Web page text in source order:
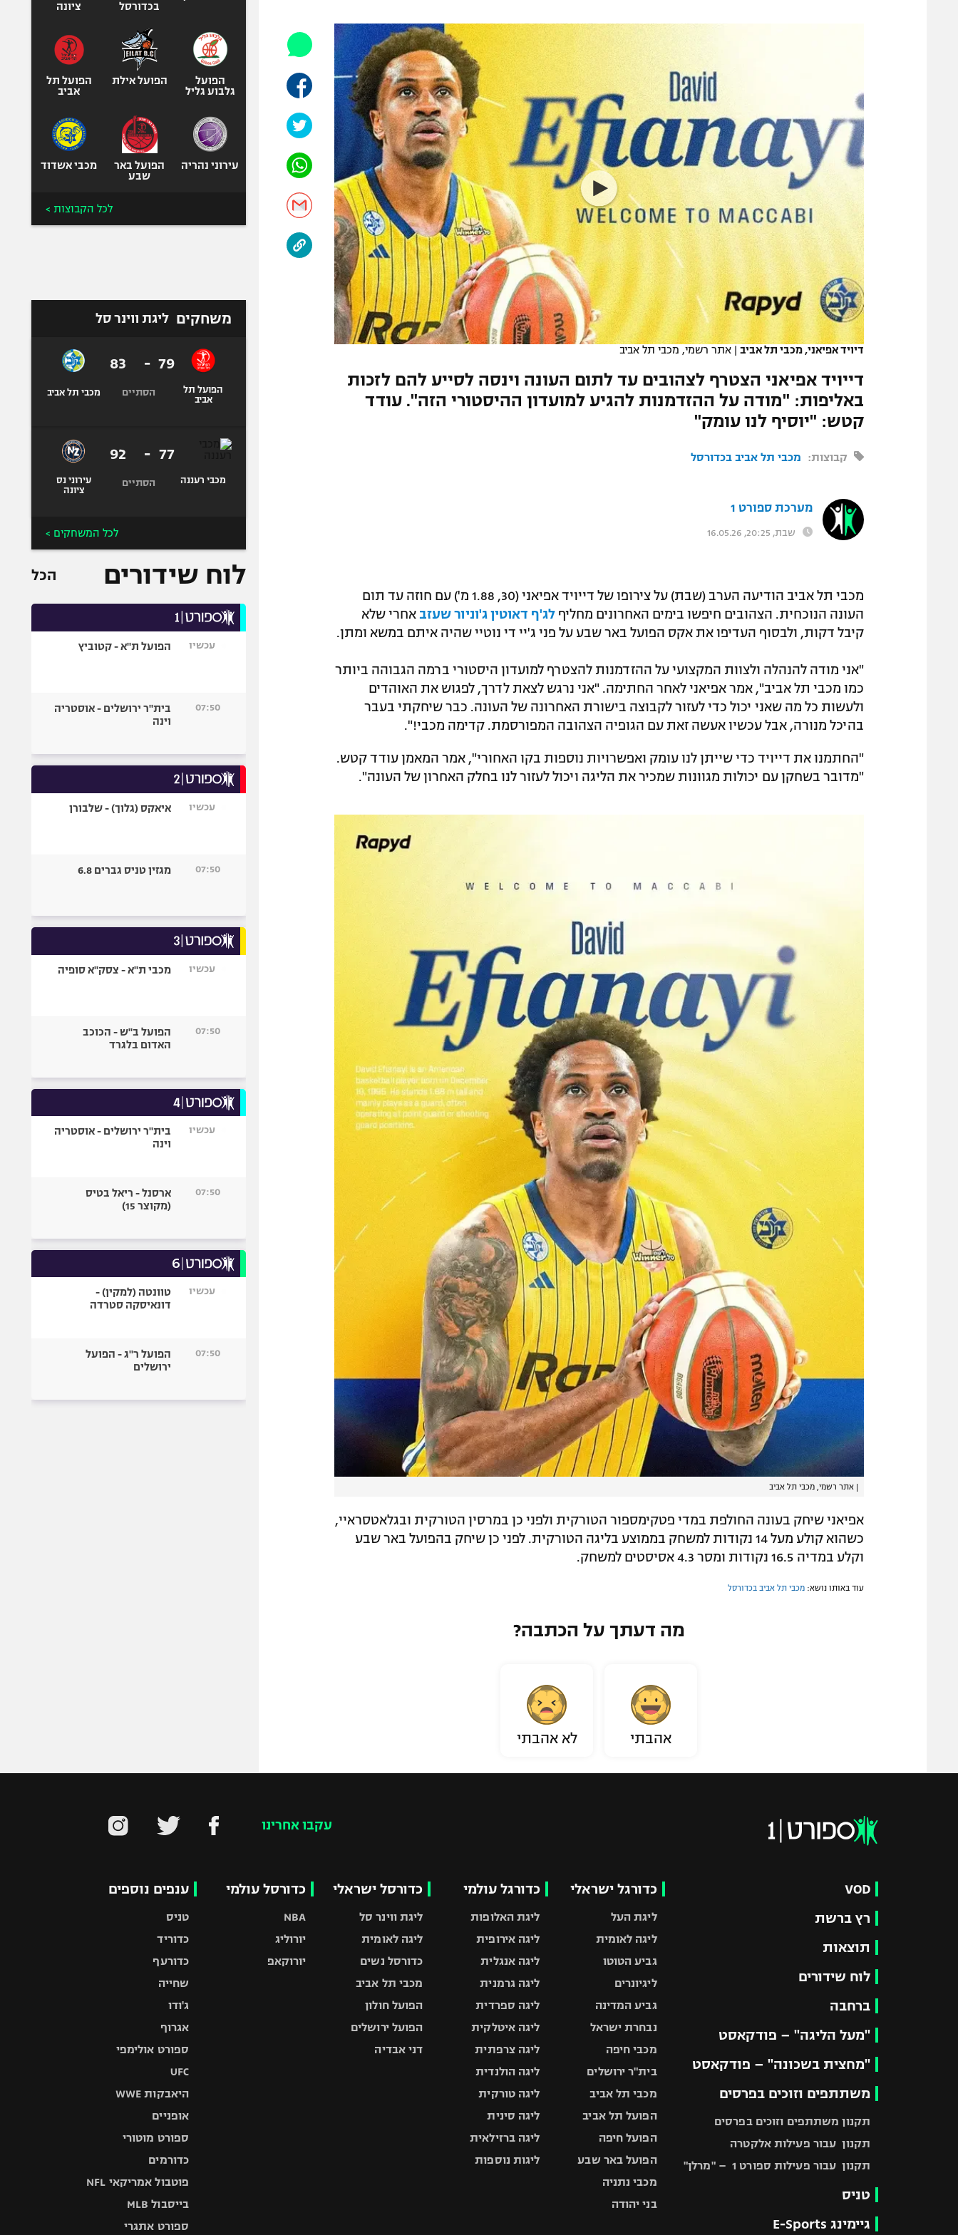
טניס
גיימינג E-Sports
תנאי שימוש
מדיניות פרטיות
תקנון פעילות ספורט 1
רשיון להקרנה פומבית לבית עסק
הצטרפות לחבילת הערוצים
לוח דרושים – ג'ובנט
תגיות
המגזין
הפועל תל אביב
הפועל באר שבע
מכבי נתניה
בני יהודה
ליגה סינית
ליגות נוספות
ספורט מוטורי
כדורמים
ספורט אתגרי
ואקסטרים
אומנויות לחימה
דיויד אפיאני, מכבי תל אביב | אתר רשמי, מכבי תל אביב
דייויד אפיאני הצטרף לצהובים עד לתום העונה וינסה לסייע להם לזכות
באליפות: "מודה על ההזדמנות להגיע למועדון ההיסטורי הזה". עודד
קטש: "יוסיף לנו עומק"
קבוצות: מכבי תל אביב בכדורסל
מערכת ספורט 1
שבת, 20:25, 16.05.26
מכבי תל אביב הודיעה הערב (שבת) על צירופו של דייויד אפיאני (30, 1.88 מ') עם חוזה עד תום
העונה הנוכחית. הצהובים חיפשו בימים האחרונים מחליף לג'ף דאוטין ג'וניור שעזב אחרי שלא
קיבל דקות, ולבסוף העדיפו את אקס הפועל באר שבע על פני ג'יי די נוטיי שהיה איתם במשא ומתן.
"אני מודה להנהלה ולצוות המקצועי על ההזדמנות להצטרף למועדון היסטורי ברמה הגבוהה ביותר
כמו מכבי תל אביב", אמר אפיאני לאחר החתימה. "אני נרגש לצאת לדרך, לפגוש את האוהדים
ולעשות כל מה שאני יכול כדי לעזור לקבוצה בישורת האחרונה של העונה. כבר שיחקתי בעבר
בהיכל מנורה, אבל עכשיו אעשה זאת עם הגופיה הצהובה המפורסמת. קדימה מכבי!".
"החתמנו את דייויד כדי שייתן לנו עומק ואפשרויות נוספות בקו האחורי", אמר המאמן עודד קטש.
"מדובר בשחקן עם יכולות מגוונות שמכיר את הליגה ויכול לעזור לנו בחלק האחרון של העונה".
אתר רשמי, מכבי תל אביב
אפיאני שיחק בעונה החולפת במדי פטקימספור הטורקית ולפני כן במרסין הטורקית ובגלאטסראיי,
כשהוא קולע מעל 14 נקודות למשחק בממוצע בליגה הטורקית. לפני כן שיחק בהפועל באר שבע
וקלע במדיה 16.5 נקודות ומסר 4.3 אסיסטים למשחק.
עוד באותו נושא: מכבי תל אביב בכדורסל
מה דעתך על הכתבה?
אהבתי לא אהבתי
בכדורסל
ציונה
הפועל
גלבוע גליל
הפועל אילת
הפועל תל
אביב
עירוני נהריה
הפועל באר
שבע
מכבי אשדוד
לכל הקבוצות >
משחקים ליגת ווינר סל
הפועל תל
אביב
79
-
83
הסתיים מכבי תל אביב
מכבי רעננה
77
-
92
הסתיים
עירוני נס
ציונה
לכל המשחקים >
לוח שידורים הכל
עכשיו הפועל ת"א - קטוביץ
07:50
בית"ר ירושלים - אוסטריה
וינה
עכשיו איאקס (גלוך) - שלבורן
07:50 מגזין טניס גברים 6.8
עכשיו מכבי ת"א - צסק"א סופיה
07:50
הפועל ב"ש - הכוכב
האדום בלגרד
עכשיו
בית"ר ירושלים - אוסטריה
וינה
07:50
ארסנל - ריאל בטיס
(מקוצר 15)
עכשיו
טוונטה (למקין) -
דונאיסקה סטרדה
07:50
הפועל ר"ג - הפועל
ירושלים
עקבו אחרינו
VOD
רץ ברשת
תוצאות
לוח שידורים
ברחבה
"מעל הליגה" – פודקאסט
"מחצית בשכונה" – פודקאסט
משתתפים וזוכים בפרסים
תקנון משתתפים וזוכים בפרסים
תקנון עבור פעילות אלקטרה
תקנון עבור פעילות ספורט 1 – "מרלן"
טניס
גיימינג E-Sports
כדורגל ישראלי
ליגת העל
ליגה לאומית
גביע הטוטו
ליגיונרים
גביע המדינה
נבחרת ישראל
מכבי חיפה
בית"ר ירושלים
מכבי תל אביב
הפועל תל אביב
הפועל חיפה
הפועל באר שבע
מכבי נתניה
בני יהודה
כדורגל עולמי
ליגת האלופות
ליגה אירופית
ליגה אנגלית
ליגה גרמנית
ליגה ספרדית
ליגה איטלקית
ליגה צרפתית
ליגה הולנדית
ליגה טורקית
ליגה סינית
ליגה ברזילאית
ליגות נוספות
כדורסל ישראלי
ליגת ווינר סל
ליגה לאומית
כדורסל נשים
מכבי תל אביב
הפועל חולון
הפועל ירושלים
דני אבדיה
כדורסל עולמי
NBA
יורוליג
יורוקאפ
ענפים נוספים
טניס
כדוריד
כדורעף
שחייה
ג'ודו
אגרוף
ספורט אולימפי
UFC
היאבקות WWE
אופניים
ספורט מוטורי
כדורמים
פוטבול אמריקאי NFL
בייסבול MLB
ספורט אתגרי